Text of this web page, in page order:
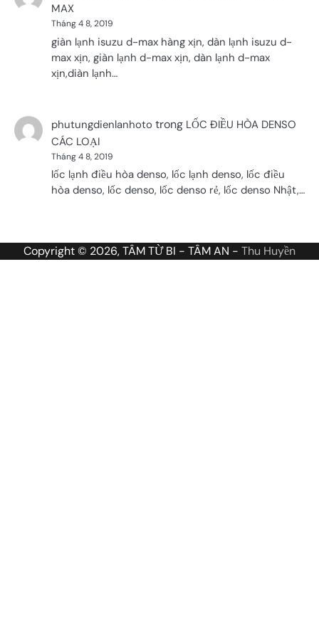
MAX
Tháng 4 8, 2019
giàn lạnh isuzu d-max hàng xịn, dàn lạnh isuzu d-
max xịn, giàn lạnh d-max xịn, dàn lạnh d-max
xịn,diàn lạnh…
phutungdienlanhoto trong LỐC ĐIỀU HÒA DENSO
CÁC LOẠI
Tháng 4 8, 2019
lốc lạnh điều hòa denso, lốc lạnh denso, lốc điều
hòa denso, lốc denso, lốc denso rẻ, lốc denso Nhật,…
Copyright © 2026, TÂM TỪ BI - TÂM AN - Thu Huyền